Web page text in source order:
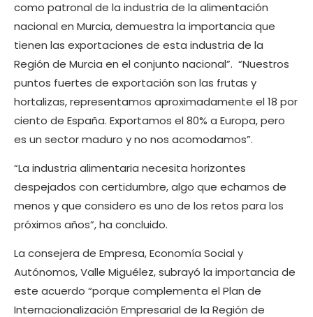
como patronal de la industria de la alimentación
nacional en Murcia, demuestra la importancia que
tienen las exportaciones de esta industria de la
Región de Murcia en el conjunto nacional”. “Nuestros
puntos fuertes de exportación son las frutas y
hortalizas, representamos aproximadamente el 18 por
ciento de España. Exportamos el 80% a Europa, pero
es un sector maduro y no nos acomodamos”.
“La industria alimentaria necesita horizontes
despejados con certidumbre, algo que echamos de
menos y que considero es uno de los retos para los
próximos años”, ha concluido.
La consejera de Empresa, Economía Social y
Autónomos, Valle Miguélez, subrayó la importancia de
este acuerdo “porque complementa el Plan de
Internacionalización Empresarial de la Región de